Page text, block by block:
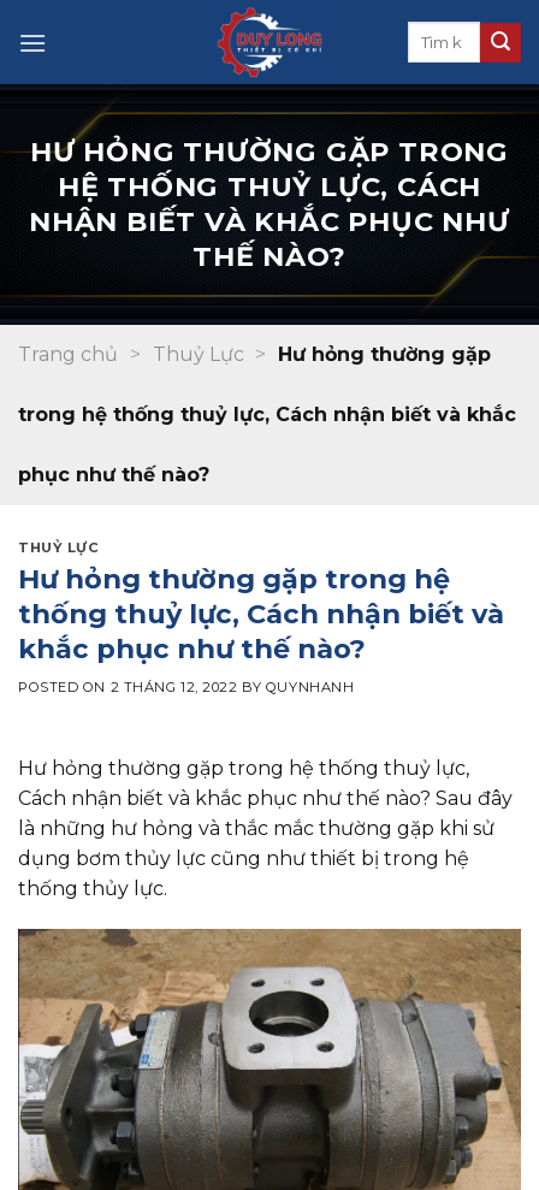
HƯ HỎNG THƯỜNG GẶP TRONG
HỆ THỐNG THUỶ LỰC, CÁCH
NHẬN BIẾT VÀ KHẮC PHỤC NHƯ
THẾ NÀO?
Trang chủ > Thuỷ Lực > Hư hỏng thường gặp
trong hệ thống thuỷ lực, Cách nhận biết và khắc
phục như thế nào?
THUỶ LỰC
Hư hỏng thường gặp trong hệ
thống thuỷ lực, Cách nhận biết và
khắc phục như thế nào?
POSTED ON 2 THÁNG 12, 2022 BY QUYNHANH
Hư hỏng thường gặp trong hệ thống thuỷ lực,
Cách nhận biết và khắc phục như thế nào? Sau đây
là những hư hỏng và thắc mắc thường gặp khi sử
dụng bơm thủy lực cũng như thiết bị trong hệ
thống thủy lực.